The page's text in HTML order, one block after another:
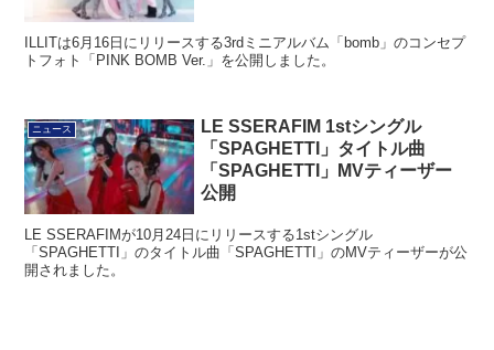
ILLITは6月16日にリリースする3rdミニアルバム「bomb」のコンセプ
トフォト「PINK BOMB Ver.」を公開しました。
ニュース
LE SSERAFIM 1stシングル
「SPAGHETTI」タイトル曲
「SPAGHETTI」MVティーザー
公開
LE SSERAFIMが10月24日にリリースする1stシングル
「SPAGHETTI」のタイトル曲「SPAGHETTI」のMVティーザーが公
開されました。